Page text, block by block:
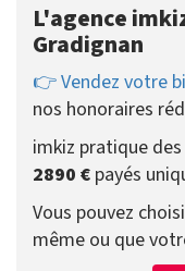
L'agence
Gradignan
👉 Vendez votre
nos honoraires
imkiz pratique des
2890 € payés
Vous pouvez
même ou que